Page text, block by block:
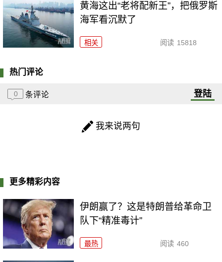
黄海这出“老将配新王”，把俄罗斯
海军看沉默了
相关 阅读 15818
热门评论
0 条评论 登陆
我来说两句
更多精彩内容
伊朗赢了？这是特朗普给革命卫
队下“精准毒计”
最热 阅读 460